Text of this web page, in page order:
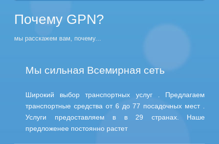
Почему GPN?
мы расскажем вам, почему...
Мы сильная Всемирная сеть
Широкий выбор транспортных услуг . Предлaгаем
транспортныe средства от 6 до 77 посадочных мест .
Услуги предоставляем в в 29 странах. Наше
предложенее постоянно растет